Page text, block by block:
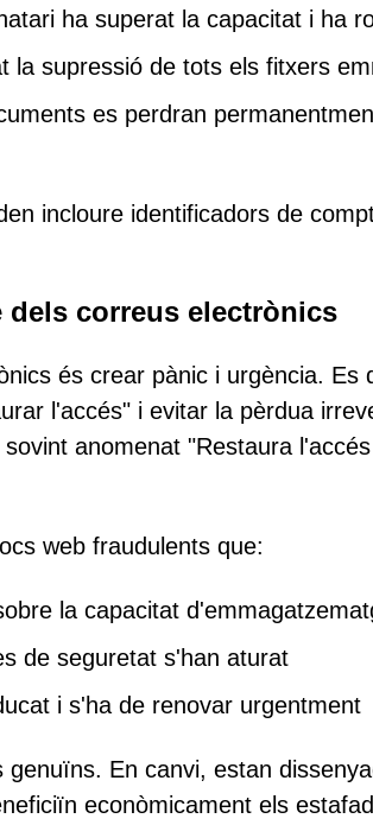
ha superat la capacitat i ha
la supressió de tots els fitxers
es perdran
incloure identificadors de
dels correus electrònics
és crear pànic i urgència. Es
l'accés" i evitar la pèrdua
anomenat "Restaura
web fraudulents que:
la capacitat
de seguretat s'han aturat
i s'ha de renovar urgentment
En canvi, estan
econòmicament els